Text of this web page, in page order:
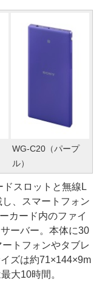
WG-C20（パープ
ル）
スロットと無線L
、スマートフォン
カード内のファイ
ーバー。本体に30
トフォンやタブレ
ズは約71×144×9m
大10時間。